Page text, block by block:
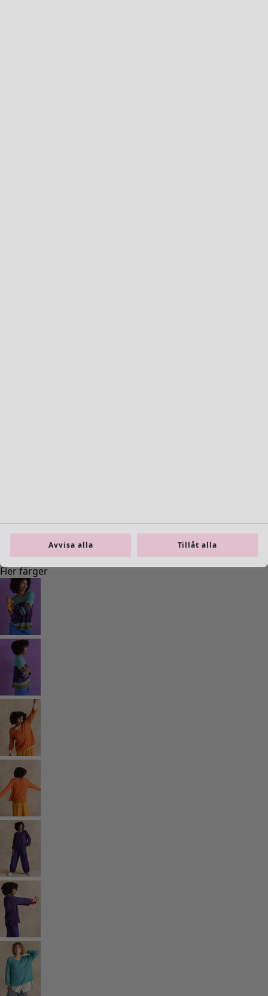
Inredning
Nyheter
All inredning
Gardiner
Kuddar & kuddfodral
Mattor
Frotté
Böcker
Tidigare favoriter
Rum
Badrum
Vardagsrum
Kök & matplats
Shoppa stilen
Klassisk och allmoge inredning
Avvisa alla Tillåt alla